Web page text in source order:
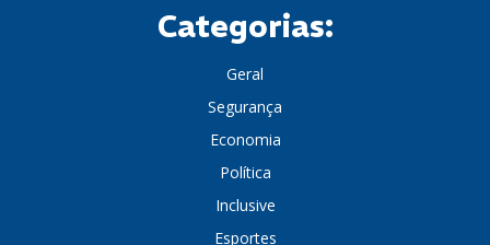
Categorias:
Geral
Segurança
Economia
Política
Inclusive
Esportes